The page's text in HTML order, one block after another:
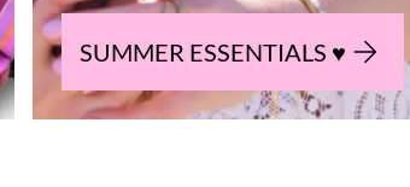
SUMMER ESSENTIALS ♥